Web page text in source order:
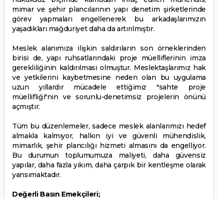
mimar ve şehir plancılarının yapı denetim şirketlerinde
görev yapmaları engellenerek bu arkadaşlarımızın
yaşadıkları mağduriyet daha da artırılmıştır.
Meslek alanımıza ilişkin saldırıların son örneklerinden
birisi de, yapı ruhsatlarındaki proje müelliflerinin imza
gerekliliğinin kaldırılması olmuştur. Meslektaşlarımız hak
ve yetkilerini kaybetmesine neden olan bu uygulama
uzun yıllardır mücadele ettiğimiz "sahte proje
müellifliği"nin ve sorunlu-denetimsiz projelerin önünü
açmıştır.
Tüm bu düzenlemeler, sadece meslek alanlarımızı hedef
almakla kalmıyor, halkın iyi ve güvenli mühendislik,
mimarlık, şehir plancılığı hizmeti almasını da engelliyor.
Bu durumun toplumumuza maliyeti, daha güvensiz
yapılar, daha fazla yıkım, daha çarpık bir kentleşme olarak
yansımaktadır.
Değerli Basın Emekçileri;